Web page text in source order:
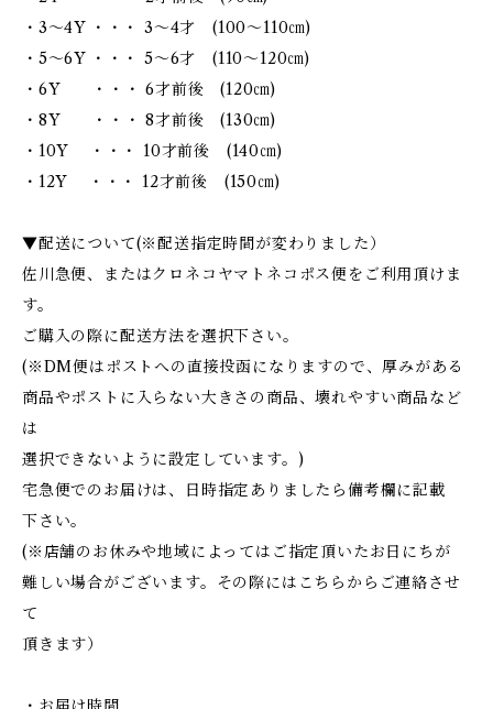
・3～4Y ・・・ 3～4才 (100～110㎝)
・5～6Y ・・・ 5～6才 (110～120㎝)
・6Y ・・・ 6才前後 (120㎝)
・8Y ・・・ 8才前後 (130㎝)
・10Y ・・・ 10才前後 (140㎝)
・12Y ・・・ 12才前後 (150㎝)
▼配送について(※配送指定時間が変わりました）
佐川急便、またはクロネコヤマトネコポス便をご利用頂けま
す。
ご購入の際に配送方法を選択下さい。
(※DM便はポストへの直接投函になりますので、厚みがある
商品やポストに入らない大きさの商品、壊れやすい商品など
は
選択できないように設定しています。)
宅急便でのお届けは、日時指定ありましたら備考欄に記載
下さい。
(※店舗のお休みや地域によってはご指定頂いたお日にちが
難しい場合がございます。その際にはこちらからご連絡させ
て
頂きます）